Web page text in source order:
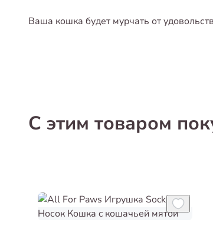
Ваша кошка будет мурчать от
С этим товаром